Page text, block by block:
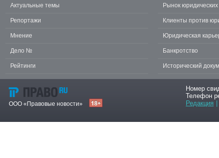
Актуальные темы
Репортажи
Мнение
Дело №
Рейтинги
Рынок юридических
Клиенты против
Юридическая
Банкротство
Исторический
ООО «Правовые новости»
Номер
Телефон
Редакция